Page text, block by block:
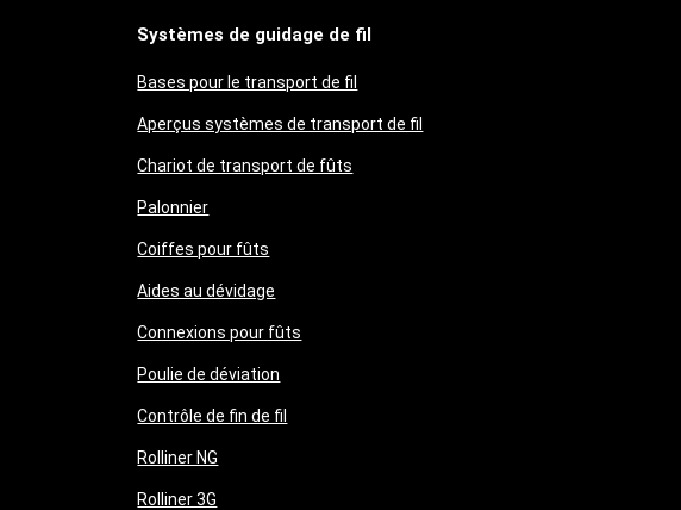
Systèmes de guidage de fil
Bases pour le transport de fil
Aperçus systèmes de transport de fil
Chariot de transport de fûts
Palonnier
Coiffes pour fûts
Aides au dévidage
Connexions pour fûts
Poulie de déviation
Contrôle de fin de fil
Rolliner NG
Rolliner 3G